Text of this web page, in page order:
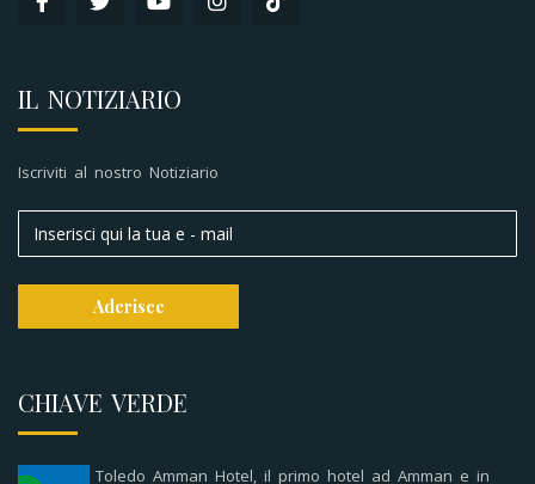
IL NOTIZIARIO
Iscriviti al nostro Notiziario
CHIAVE VERDE
Toledo Amman Hotel, il primo hotel ad Amman e in